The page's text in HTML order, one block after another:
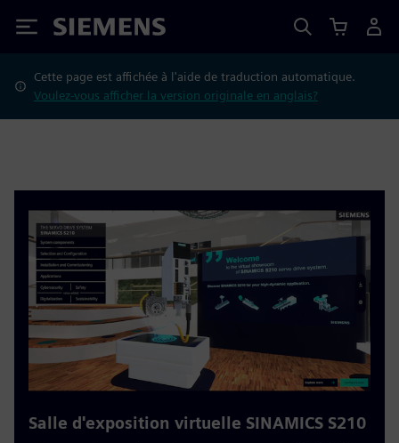
Siemens
Cette page est affichée à l'aide de traduction automatique.
Voulez-vous afficher la version originale en anglais?
Salle d'exposition virtuelle SINAMICS S210